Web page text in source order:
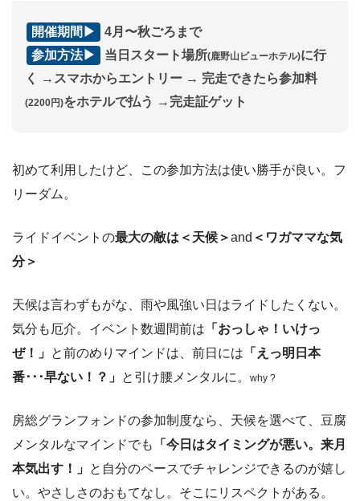
開催期間▶
4月〜秋ごろまで
参加方法▶
当日スタート場所(鹿野山ビューホテル)に行
く
→スマホからエントリー → 完走できたら参加料
(2200円)をホテルで払う →完走証ゲット
初めて利用したけど、この参加方法は使い勝手が良い。フ
リーダム。
ライドイベントの最大の敵は＜天候＞and ＜ワガママな気
分＞
天候は言わずもがな、雨や風強い日はライドしたくない。
気分も厄介。イベント数週間前は 「おっしゃ！いけっ
ぜ！」 と前のめりマインドは、前日には 「えっ明日本
番･･･早ない！？」 と引け腰メンタルに。 why ?
房総グランフォンドの参加制度なら、天候を選べて、豆腐
メンタルなマインドでも
「今日はタイミングが悪い。来月
本気出す！」 と自分のペースでチャレンジできるのが嬉し
い。やさしさのおもてなし。そこにリスペクトがある。